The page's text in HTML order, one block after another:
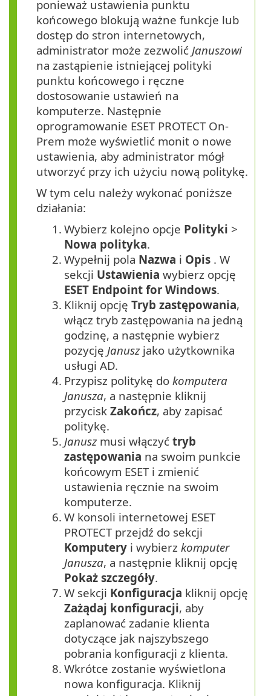
ponieważ ustawienia punktu
końcowego blokują ważne funkcje lub
dostęp do stron internetowych,
administrator może zezwolić Januszowi
na zastąpienie istniejącej polityki
punktu końcowego i ręczne
dostosowanie ustawień na
komputerze. Następnie
oprogramowanie ESET PROTECT On-
Prem może wyświetlić monit o nowe
ustawienia, aby administrator mógł
utworzyć przy ich użyciu nową politykę.
W tym celu należy wykonać poniższe
działania:
1. Wybierz kolejno opcje Polityki >
Nowa polityka.
2. Wypełnij pola Nazwa i Opis . W
sekcji Ustawienia wybierz opcję
ESET Endpoint for Windows.
3. Kliknij opcję Tryb zastępowania,
włącz tryb zastępowania na jedną
godzinę, a następnie wybierz
pozycję Janusz jako użytkownika
usługi AD.
4. Przypisz politykę do komputera
Janusza, a następnie kliknij
przycisk Zakończ, aby zapisać
politykę.
5. Janusz musi włączyć tryb
zastępowania na swoim punkcie
końcowym ESET i zmienić
ustawienia ręcznie na swoim
komputerze.
6. W konsoli internetowej ESET
PROTECT przejdź do sekcji
Komputery i wybierz komputer
Janusza, a następnie kliknij opcję
Pokaż szczegóły.
7. W sekcji Konfiguracja kliknij opcję
Zażądaj konfiguracji, aby
zaplanować zadanie klienta
dotyczące jak najszybszego
pobrania konfiguracji z klienta.
8. Wkrótce zostanie wyświetlona
nowa konfiguracja. Kliknij